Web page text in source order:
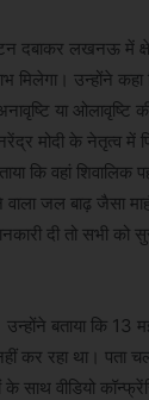
दबाकर लखनऊ में
उन्होंने कहा
या ओलावृष्टि
मोदी के नेतृत्व में
वहां शिवालिक
वाला जल बाढ़ जैसा
दी तो सभी को
बताया कि
कर रहा था। पता
साथ वीडियो